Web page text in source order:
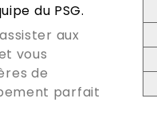
du PSG.
aux
vous
de
parfait